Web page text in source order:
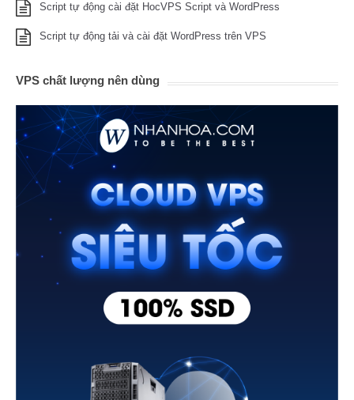
Script tự động cài đặt HocVPS Script và WordPress
Script tự động tải và cài đặt WordPress trên VPS
VPS chất lượng nên dùng